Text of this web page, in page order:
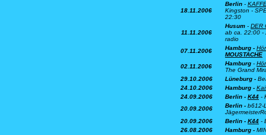
18.11.2006
Berlin -
Kingston -
22:30
11.11.2006
Husum - DER
ab ca. 22:00 -
radio
07.11.2006
Hamburg -
MOUSTACHE
02.11.2006
Hamburg -
The Grand
29.10.2006
Lüneburg -
24.10.2006
Hamburg -
24.09.2006
Berlin - K44 -
20.09.2006
Berlin - b612-
20.09.2006
Berlin - K44 -
26.08.2006
Hamburg -